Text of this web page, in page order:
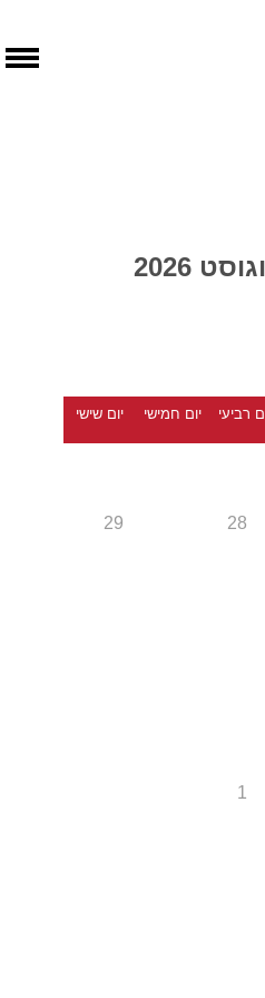
2026
רביעי יום חמישי יום שישי
28
29
1